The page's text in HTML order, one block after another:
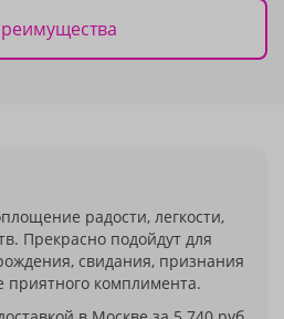
радости, легкости,
Прекрасно подойдут для
свидания, признания
приятного комплимента.